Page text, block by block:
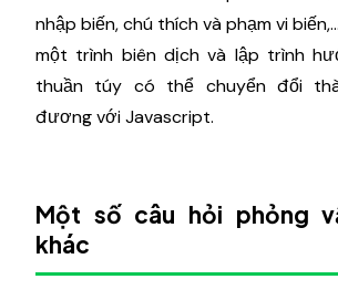
nhập biến, chú thích và phạm vi
một trình biên dịch và lập trình
thuần túy có thể chuyển đổi
đương với Javascript.
Một số câu hỏi phỏng
khác